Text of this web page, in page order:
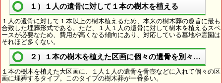
１）１人の遺骨に対して１本の樹木を植える
１人の遺骨に対して１本以上の樹木植えるため、本来の樹木葬の趣旨に最も
合致した埋葬形式である。ただ、１人１人の遺骨に対して樹木を植えるスペ
ースが必要なため、費用が高くなる傾向にあり、対応している墓地や霊園は
それほど多くない。
２）１本の樹木を植えた区画に個々の遺骨を別々に埋葬
１本の樹木を植えた大区画に、１人１人の遺骨を骨壺などに入れて個々の区
画に埋葬するタイプ。このタイプの樹木葬が一番多い。